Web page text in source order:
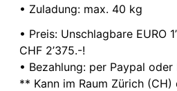
• Zuladung: max. 40 kg
• Preis: Unschlagbare EURO
CHF 2’375.-!
• Bezahlung: per Paypal
** Kann im Raum Zürich (CH)